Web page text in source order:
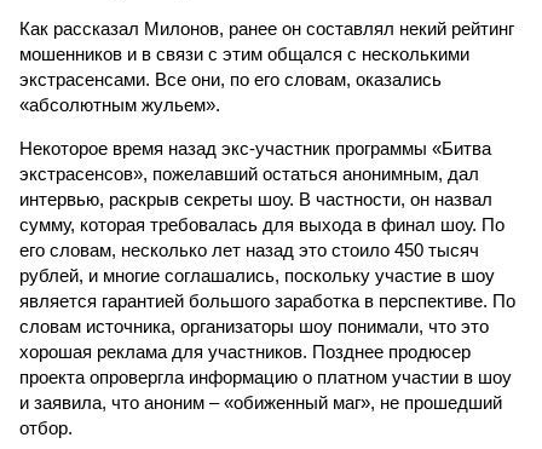
Как рассказал Милонов, ранее он составлял некий рейтинг
мошенников и в связи с этим общался с несколькими
экстрасенсами. Все они, по его словам, оказались
«абсолютным жульем».
Некоторое время назад экс-участник программы «Битва
экстрасенсов», пожелавший остаться анонимным, дал
интервью, раскрыв секреты шоу. В частности, он назвал
сумму, которая требовалась для выхода в финал шоу. По
его словам, несколько лет назад это стоило 450 тысяч
рублей, и многие соглашались, поскольку участие в шоу
является гарантией большого заработка в перспективе. По
словам источника, организаторы шоу понимали, что это
хорошая реклама для участников. Позднее продюсер
проекта опровергла информацию о платном участии в шоу
и заявила, что аноним – «обиженный маг», не прошедший
отбор.